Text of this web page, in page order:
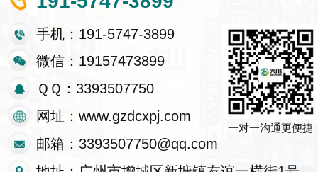
手机：191-5747-3899
微信：19157473899
ＱＱ：3393507750
网址：www.gzdcxpj.com
邮箱：3393507750@qq.com
一对一沟通更便捷